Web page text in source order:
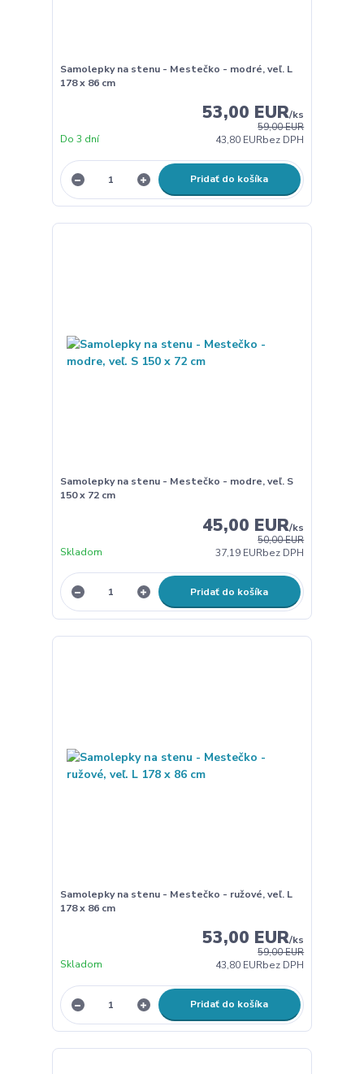
Samolepky na stenu - Mestečko - modré, veľ. L
178 x 86 cm
59,00 EUR
53,00 EUR/ks
43,80 EURbez DPH
Do 3 dní
Pridať do košíka
Samolepky na stenu - Mestečko - modre, veľ. S
150 x 72 cm
50,00 EUR
45,00 EUR/ks
37,19 EURbez DPH
Skladom
Pridať do košíka
Samolepky na stenu - Mestečko - ružové, veľ. L
178 x 86 cm
59,00 EUR
53,00 EUR/ks
43,80 EURbez DPH
Skladom
Pridať do košíka